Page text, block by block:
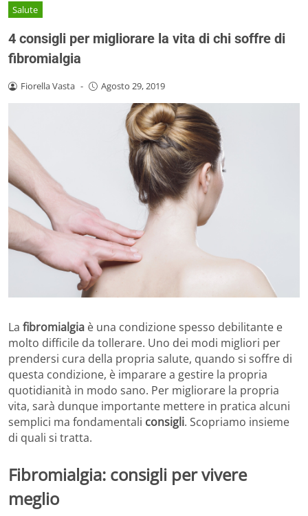
Salute
4 consigli per migliorare la vita di chi soffre di
fibromialgia
Fiorella Vasta - Agosto 29, 2019
La fibromialgia è una condizione spesso debilitante e
molto difficile da tollerare. Uno dei modi migliori per
prendersi cura della propria salute, quando si soffre di
questa condizione, è imparare a gestire la propria
quotidianità in modo sano. Per migliorare la propria
vita, sarà dunque importante mettere in pratica alcuni
semplici ma fondamentali consigli. Scopriamo insieme
di quali si tratta.
Fibromialgia: consigli per vivere
meglio